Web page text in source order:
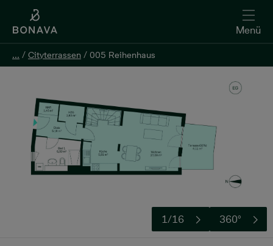
Menü
... / Cityterrassen / 005 Reihenhaus
1/16 360°
... / Cityterrassen / 005 Reihenhaus